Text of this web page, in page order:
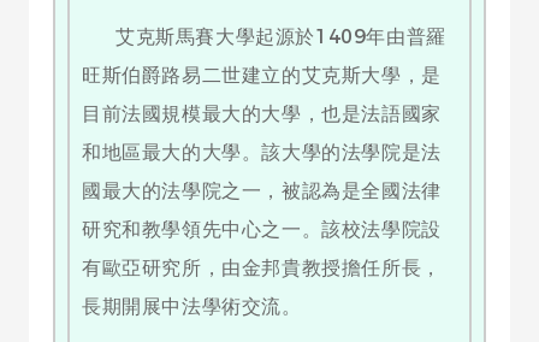
艾克斯馬賽大學起源於1409年由普羅
旺斯伯爵路易二世建立的艾克斯大學，是
目前法國規模最大的大學，也是法語國家
和地區最大的大學。該大學的法學院是法
國最大的法學院之一，被認為是全國法律
研究和教學領先中心之一。該校法學院設
有歐亞研究所，由金邦貴教授擔任所長，
長期開展中法學術交流。